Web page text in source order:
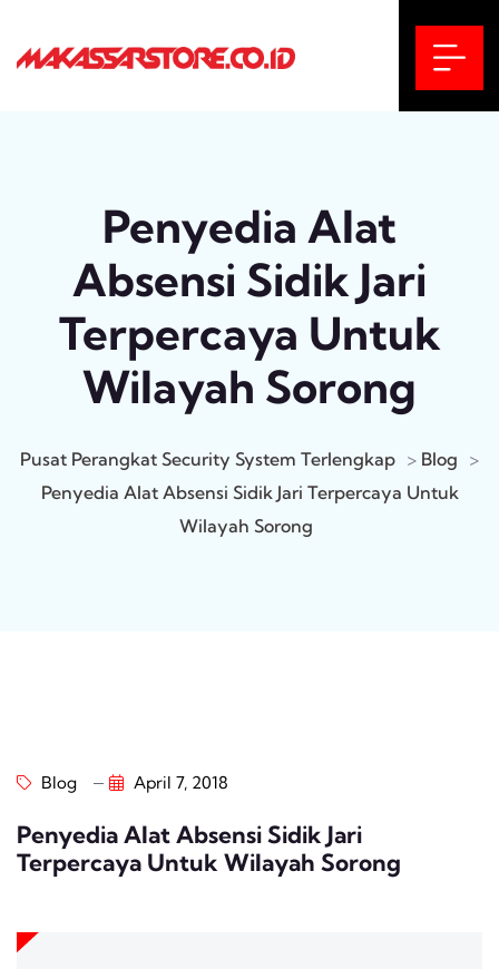
Penyedia Alat
Absensi Sidik Jari
Terpercaya Untuk
Wilayah Sorong
Pusat Perangkat Security System Terlengkap > Blog >
Penyedia Alat Absensi Sidik Jari Terpercaya Untuk
Wilayah Sorong
Blog April 7, 2018
Penyedia Alat Absensi Sidik Jari
Terpercaya Untuk Wilayah Sorong